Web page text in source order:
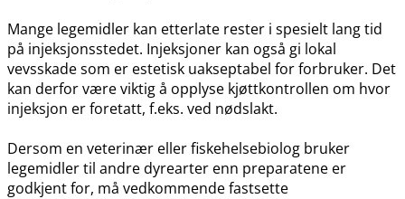
Mange legemidler kan etterlate rester i spesielt lang tid
på injeksjonsstedet. Injeksjoner kan også gi lokal
vevsskade som er estetisk uakseptabel for forbruker. Det
kan derfor være viktig å opplyse kjøttkontrollen om hvor
injeksjon er foretatt, f.eks. ved nødslakt.
Dersom en veterinær eller fiskehelsebiolog bruker
legemidler til andre dyrearter enn preparatene er
godkjent for, må vedkommende fastsette